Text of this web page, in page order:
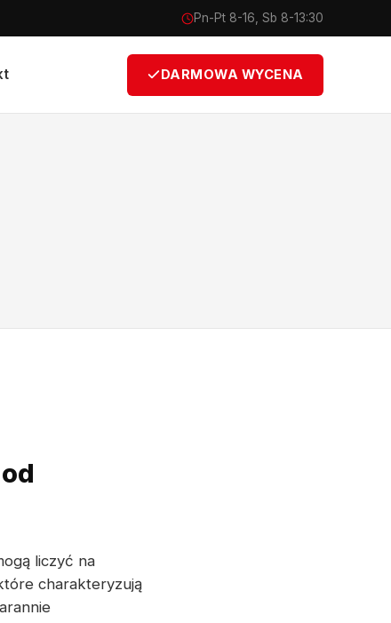
Pn-Pt 8-16, Sb 8-13:30
DARMOWA WYCENA
liczyć na
charakteryzują